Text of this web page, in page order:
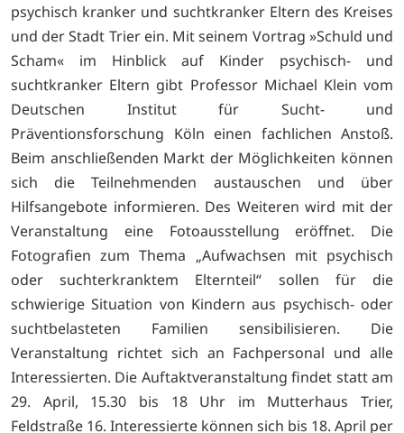
psychisch kranker und suchtkranker Eltern des Kreises
und der Stadt Trier ein. Mit seinem Vortrag »Schuld und
Scham« im Hinblick auf Kinder psychisch- und
suchtkranker Eltern gibt Professor Michael Klein vom
Deutschen Institut für Sucht- und
Präventionsforschung Köln einen fachlichen Anstoß.
Beim anschließenden Markt der Möglichkeiten können
sich die Teilnehmenden austauschen und über
Hilfsangebote informieren. Des Weiteren wird mit der
Veranstaltung eine Fotoausstellung eröffnet. Die
Fotografien zum Thema „Aufwachsen mit psychisch
oder suchterkranktem Elternteil“ sollen für die
schwierige Situation von Kindern aus psychisch- oder
suchtbelasteten Familien sensibilisieren. Die
Veranstaltung richtet sich an Fachpersonal und alle
Interessierten. Die Auftaktveranstaltung findet statt am
29. April, 15.30 bis 18 Uhr im Mutterhaus Trier,
Feldstraße 16. Interessierte können sich bis 18. April per